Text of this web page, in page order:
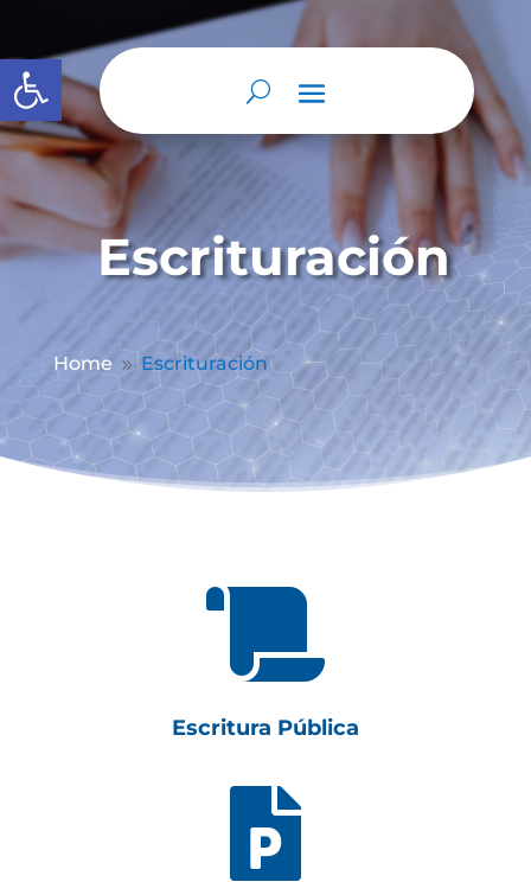
Abrir barra de herramientas
Escrituración
Home 9 Escrituración

Escritura Pública
